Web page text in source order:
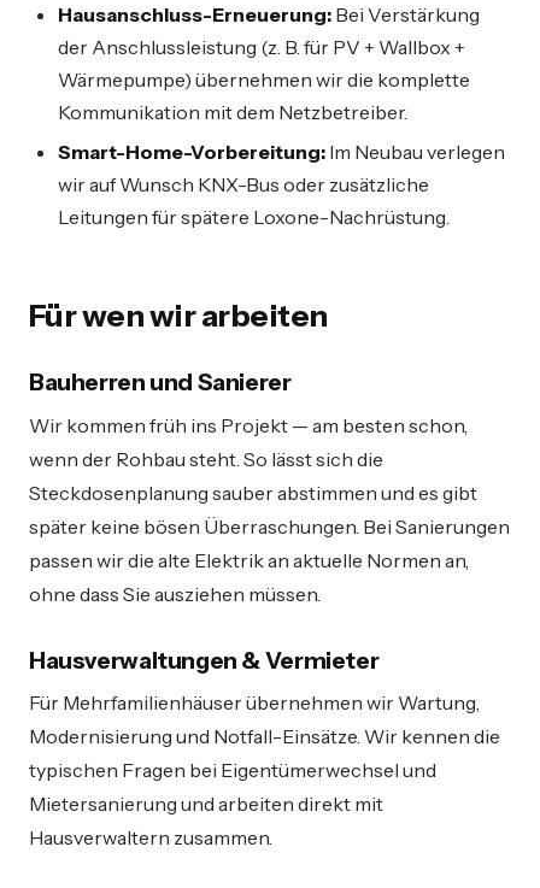
Hausanschluss-Erneuerung: Bei Verstärkung
der Anschlussleistung (z. B. für PV + Wallbox +
Wärmepumpe) übernehmen wir die komplette
Kommunikation mit dem Netzbetreiber.
Smart-Home-Vorbereitung: Im Neubau verlegen
wir auf Wunsch KNX-Bus oder zusätzliche
Leitungen für spätere Loxone-Nachrüstung.
Für wen wir arbeiten
Bauherren und Sanierer
Wir kommen früh ins Projekt — am besten schon,
wenn der Rohbau steht. So lässt sich die
Steckdosenplanung sauber abstimmen und es gibt
später keine bösen Überraschungen. Bei Sanierungen
passen wir die alte Elektrik an aktuelle Normen an,
ohne dass Sie ausziehen müssen.
Hausverwaltungen & Vermieter
Für Mehrfamilienhäuser übernehmen wir Wartung,
Modernisierung und Notfall-Einsätze. Wir kennen die
typischen Fragen bei Eigentümerwechsel und
Mietersanierung und arbeiten direkt mit
Hausverwaltern zusammen.